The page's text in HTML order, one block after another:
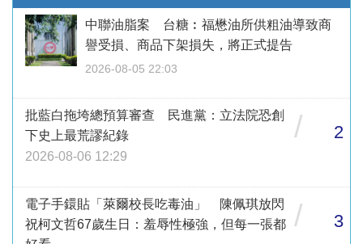
中聯油脂案 台糖︰福懋油所供粗油導致商
譽受損、商品下架損失，將正式提告
2026-08-05 22:03
批藍白拖垮總預算審查 民進黨：立法院恐創
下史上最荒謬紀錄
2026-08-06 12:29
/ 2
電子手鐶貼「萊爾校長吃毒油」 陳佩琪放閃
祝柯文哲67歲生日：羞辱性極強，但每一張都
/ 3